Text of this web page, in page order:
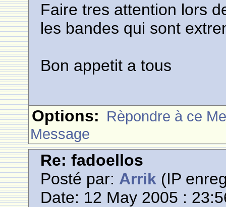
Faire tres attention lors
les bandes qui sont
Bon appetit a tous
Options: Rèpondre à ce
Message
Re: fadoellos
Posté par: Arrik (IP
Date: 12 May 2005 :